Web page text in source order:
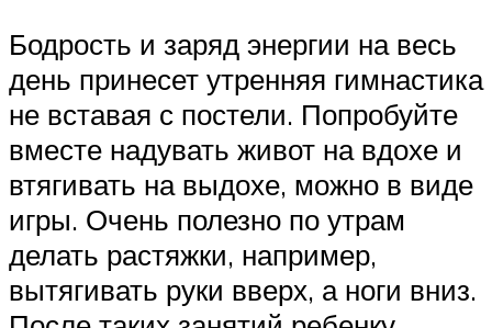
Бодрость и заряд энергии на весь
день принесет утренняя гимнастика
не вставая с постели. Попробуйте
вместе надувать живот на вдохе и
втягивать на выдохе, можно в виде
игры. Очень полезно по утрам
делать растяжки, например,
вытягивать руки вверх, а ноги вниз.